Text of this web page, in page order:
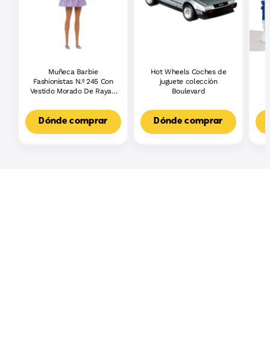
Muñeca Barbie
Fashionistas N.º 245 Con
Vestido Morado De Rayas,
Con Accesorios
Dónde comprar
Hot Wheels Coches de
juguete colección
Boulevard
Dónde comprar